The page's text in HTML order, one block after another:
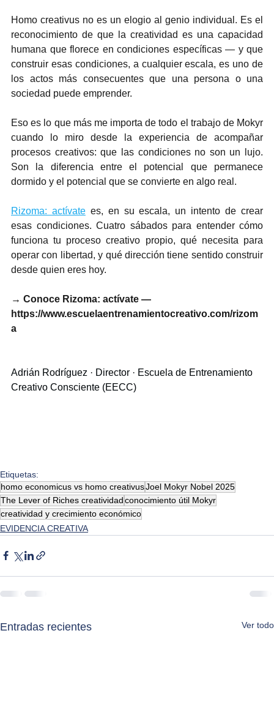
Homo creativus no es un elogio al genio individual. Es el
reconocimiento de que la creatividad es una capacidad
humana que florece en condiciones específicas — y que
construir esas condiciones, a cualquier escala, es uno de
los actos más consecuentes que una persona o una
sociedad puede emprender.
Eso es lo que más me importa de todo el trabajo de Mokyr
cuando lo miro desde la experiencia de acompañar
procesos creativos: que las condiciones no son un lujo.
Son la diferencia entre el potencial que permanece
dormido y el potencial que se convierte en algo real.
Rizoma: actívate es, en su escala, un intento de crear
esas condiciones. Cuatro sábados para entender cómo
funciona tu proceso creativo propio, qué necesita para
operar con libertad, y qué dirección tiene sentido construir
desde quien eres hoy.
→ Conoce Rizoma: actívate —
https://www.escuelaentrenamientocreativo.com/rizom
a
Adrián Rodríguez · Director · Escuela de Entrenamiento
Creativo Consciente (EECC)
Etiquetas:
homo economicus vs homo creativusJoel Mokyr Nobel 2025
The Lever of Riches creatividadconocimiento útil Mokyr
creatividad y crecimiento económico
EVIDENCIA CREATIVA
Entradas recientes Ver todo